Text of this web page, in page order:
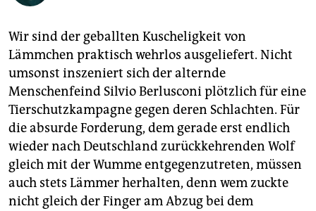
unterstützen
abo
genossenschaft
epaper login
Wir sind der geballten Kuscheligkeit von
Lämmchen praktisch wehrlos ausgeliefert. Nicht
umsonst inszeniert sich der alternde
Menschenfeind Silvio Berlusconi plötzlich für eine
Tierschutzkampagne gegen deren Schlachten. Für
die absurde Forderung, dem gerade erst endlich
wieder nach Deutschland zurückkehrenden Wolf
gleich mit der Wumme entgegenzutreten, müssen
auch stets Lämmer herhalten, denn wem zuckte
nicht gleich der Finger am Abzug bei dem